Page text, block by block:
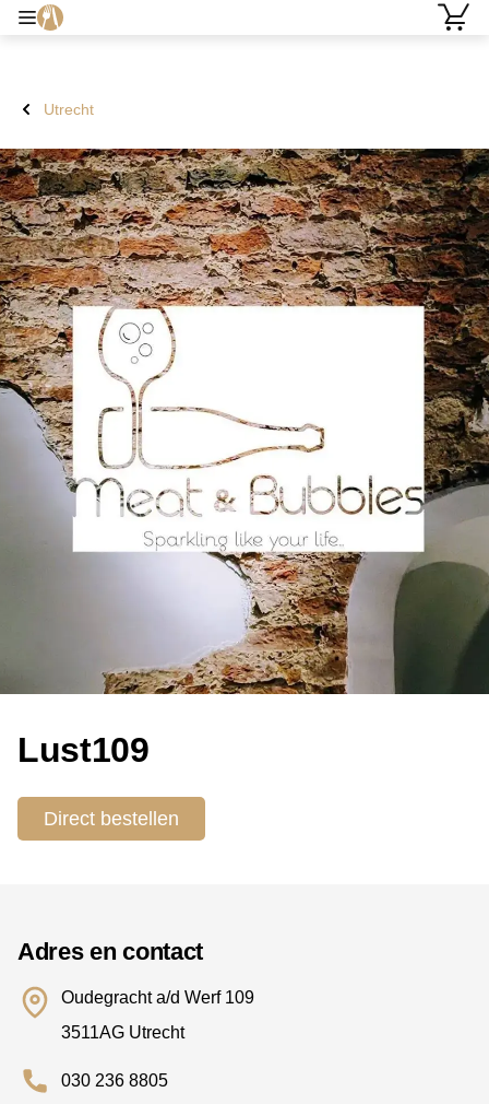
Utrecht
Lust109
Direct bestellen
Adres en contact
Oudegracht a/d Werf 109
3511AG Utrecht
030 236 8805